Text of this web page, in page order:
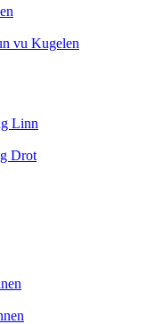
vu Kugelen
Linn
Drot